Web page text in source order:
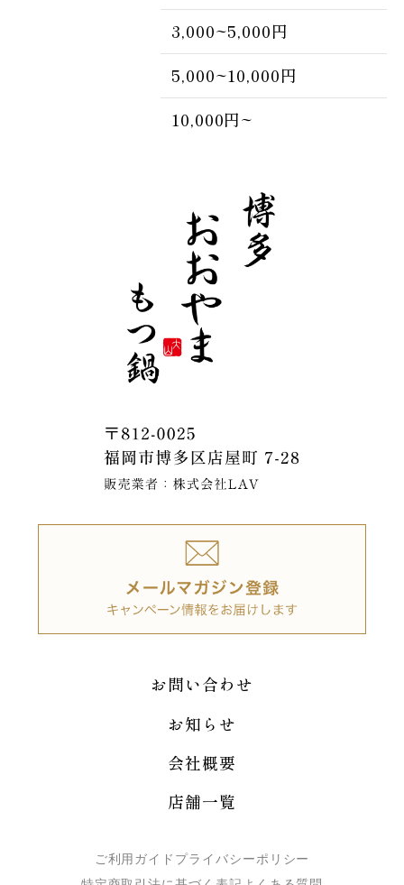
3,000~5,000円
5,000~10,000円
10,000円~
お問い合わせ
お知らせ
会社概要
店舗一覧
ご利用ガイド プライバシーポリシー